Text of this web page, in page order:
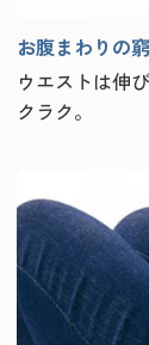
お腹まわりの
ウエストは伸
クラク。